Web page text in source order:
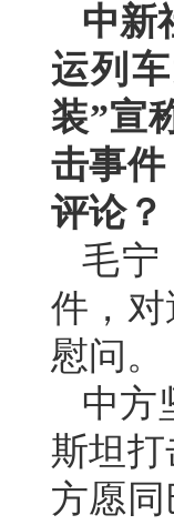
中新
运列
装”宣
击事
评论？
毛宁
件，
慰问。
中方
斯坦
方愿